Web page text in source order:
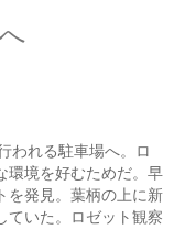
われる駐車場へ。ロ
環境を好むためだ。早
を発見。葉柄の上に新
ていた。ロゼット観察